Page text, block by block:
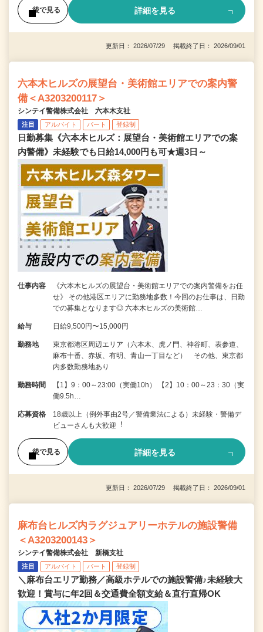
後で見る 詳細を見る
更新日： 2026/07/29 掲載終了日： 2026/09/01
六本木ヒルズの展望台・美術館エリアでの案内警
備＜A3203200117＞
シンテイ警備株式会社 六本木支社
注目 アルバイト パート 登録制
日勤募集《六本木ヒルズ：展望台・美術館エリアでの案
内警備》未経験でも日給14,000円も可★週3日～
仕事内容
《六本木ヒルズの展望台・美術館エリアでの案内警備をお任
せ》 その他港区エリアに勤務地多数！今回のお仕事は、日勤
での募集となります◎ 六本木ヒルズの美術館…
給与 日給9,500円〜15,000円
勤務地
東京都港区周辺エリア（六本木、虎ノ門、神谷町、表参道、
麻布十番、赤坂、有明、青山一丁目など） その他、東京都
内多数勤務地あり
勤務時間
【1】9：00～23:00（実働10h） 【2】10：00～23：30（実
働9.5h…
応募資格
18歳以上（例外事由2号／警備業法による）未経験・警備デ
ビューさんも⼤歓迎︕
後で見る 詳細を見る
更新日： 2026/07/29 掲載終了日： 2026/09/01
麻布台ヒルズ内ラグジュアリーホテルの施設警備
＜A3203200143＞
シンテイ警備株式会社 新橋支社
注目 アルバイト パート 登録制
＼麻布台エリア勤務／高級ホテルでの施設警備♪未経験大
歓迎！賞与に年2回＆交通費全額支給＆直行直帰OK